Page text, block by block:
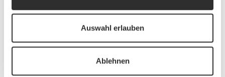
Auswahl erlauben
Ablehnen